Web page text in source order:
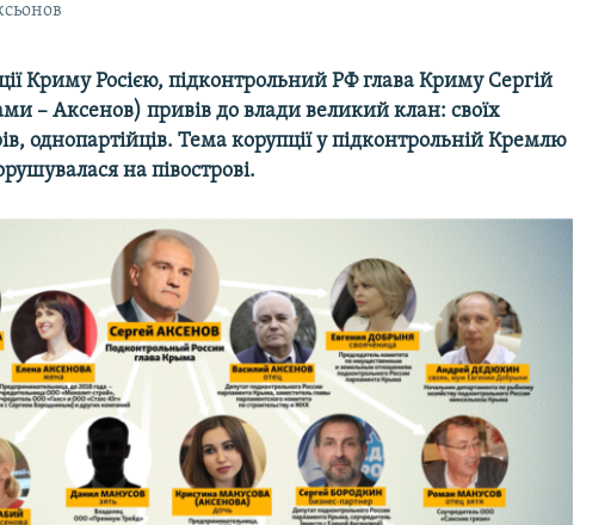
Криму Росією, підконтрольний РФ глава Криму Сергій
– Аксенов) привів до влади великий клан: своїх
однопартійців. Тема корупції у підконтрольній Кремлю
на півострові.